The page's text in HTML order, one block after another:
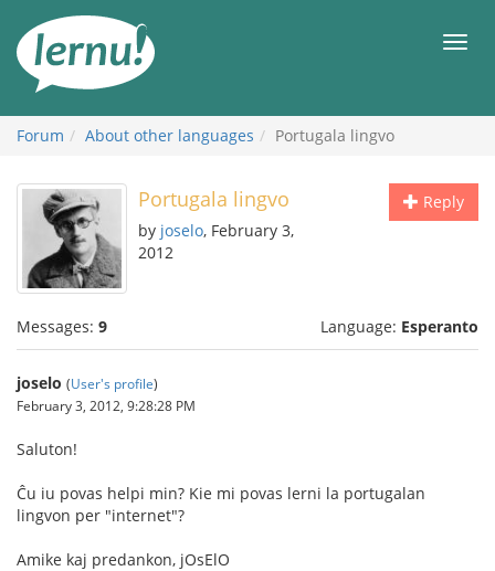
the
content
Forum About other languages Portugala lingvo
Reply
Portugala lingvo
by joselo, February 3,
2012
Messages: 9 Language: Esperanto
joselo (User's profile)
February 3, 2012, 9:28:28 PM
Saluton!
Ĉu iu povas helpi min? Kie mi povas lerni la portugalan
lingvon per "internet"?
Amike kaj predankon, jOsElO